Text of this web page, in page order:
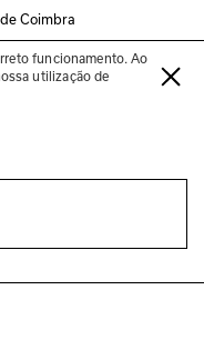
Coimbra
funcionamento. Ao
utilização de
Galega)